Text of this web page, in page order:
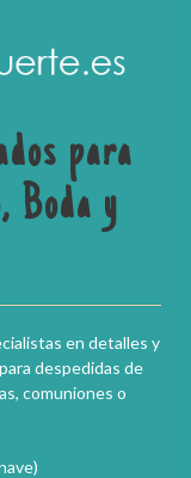
para
Boda y
en detalles y
despedidas de
comuniones o